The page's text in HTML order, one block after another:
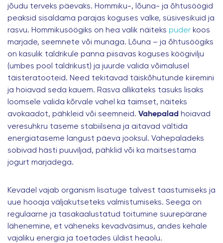
jõudu terveks päevaks. Hommiku-, lõuna- ja õhtusöögid
peaksid sisaldama parajas koguses valke, süsivesikuid ja
rasvu. Hommikusöögiks on hea valik näiteks puder koos
marjade, seemnete või munaga. Lõuna – ja õhtusöögiks
on kasulik taldrikule panna piisavas koguses köögivilju
(umbes pool taldrikust) ja juurde valida võimalusel
täisteratooteid. Need tekitavad täiskõhutunde kiiremini
ja hoiavad seda kauem. Rasva allikateks tasuks lisaks
loomsele valida kõrvale vahel ka taimset, näiteks
avokaadot, pähkleid või seemneid. Vahepalad hoiavad
veresuhkru taseme stabiilsena ja aitavad vältida
energiataseme langust päeva jooksul. Vahepaladeks
sobivad hästi puuviljad, pähklid või ka maitsestama
jogurt marjadega.
Kevadel vajab organism lisatuge talvest taastumiseks ja
uue hooaja väljakutseteks valmistumiseks. Seega on
regulaarne ja tasakaalustatud toitumine suurepärane
lähenemine, et väheneks kevadväsimus, andes kehale
vajaliku energia ja toetades üldist heaolu.